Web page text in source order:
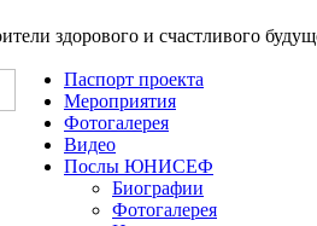
здорового и счастливого
Паспорт проекта
Мероприятия
Фотогалерея
Видео
Послы ЮНИСЕФ
Биографии
Фотогалерея